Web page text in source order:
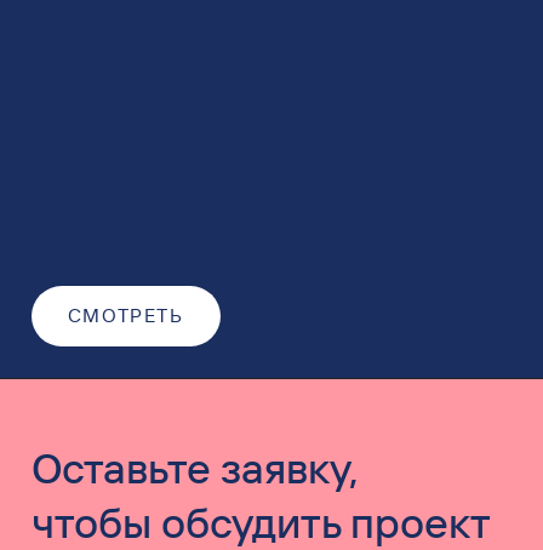
СМОТРЕТЬ
Оставьте заявку,
чтобы обсудить проект